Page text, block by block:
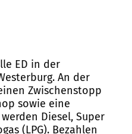
ED in der
An der
Zwischenstopp
sowie eine
Diesel, Super
(LPG). Bezahlen